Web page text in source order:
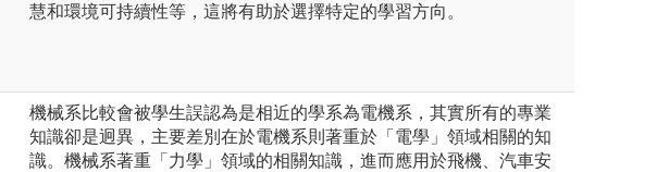
慧和環境可持續性等，這將有助於選擇特定的學習方向。
機械系比較會被學生誤認為是相近的學系為電機系，其實所有的專業
知識卻是迥異，主要差別在於電機系則著重於「電學」領域相關的知
識。機械系著重「力學」領域的相關知識，進而應用於飛機、汽車安